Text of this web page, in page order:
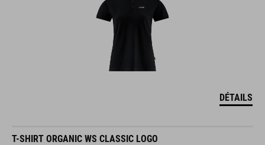
DÉTAILS
T-SHIRT ORGANIC WS CLASSIC LOGO